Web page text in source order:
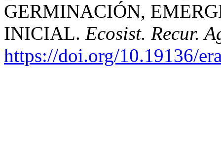
GERMINACIÓN,
INICIAL. Ecosist. Recur.
https://doi.org/10.19136/